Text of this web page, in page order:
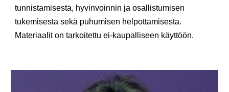
tunnistamisesta, hyvinvoinnin ja osallistumisen
tukemisesta sekä puhumisen helpottamisesta.
Materiaalit on tarkoitettu ei-kaupalliseen käyttöön.